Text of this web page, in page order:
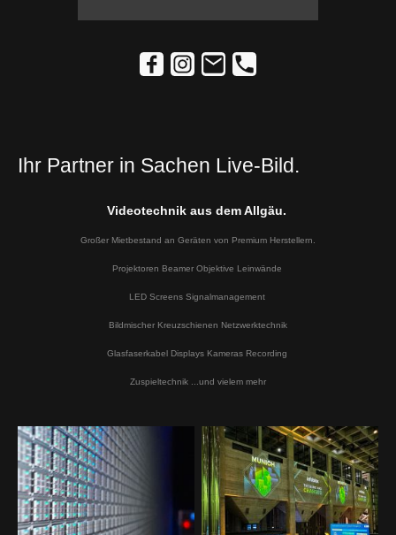
Ihr Partner in Sachen Live-Bild.
Videotechnik aus dem Allgäu.
Großer Mietbestand an Geräten von Premium Herstellern.
Projektoren Beamer Objektive Leinwände
LED Screens Signalmanagement
Bildmischer Kreuzschienen Netzwerktechnik
Glasfaserkabel Displays Kameras Recording
Zuspieltechnik ...und vielem mehr